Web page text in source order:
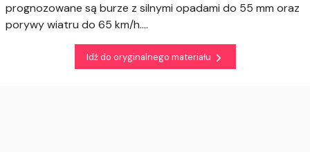
prognozowane są burze z silnymi opadami do 55 mm oraz
porywy wiatru do 65 km/h....
Idź do oryginalnego materiału